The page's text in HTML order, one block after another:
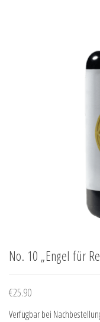
No. 10 „Engel für
€25.90
Verfügbar bei